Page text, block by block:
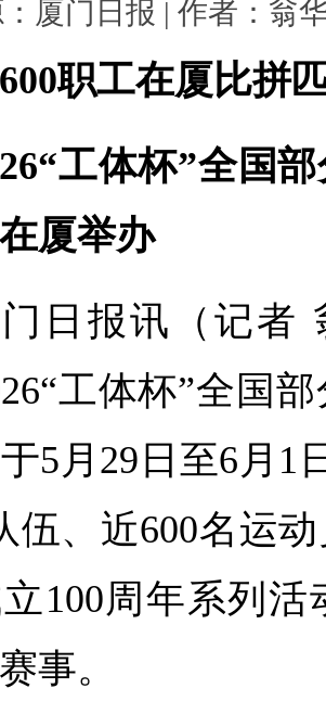
厦门日报 | 作者：翁
职工在厦比拼
工体杯”全国
厦举办
日报讯（记者
工体杯”全国
5月29日至6月1
伍、近600名运
100周年系列
事。